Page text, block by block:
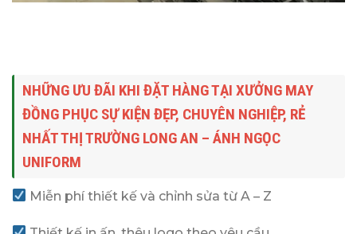
NHỮNG ƯU ĐÃI KHI ĐẶT HÀNG TẠI XƯỞNG MAY
ĐỒNG PHỤC SỰ KIỆN ĐẸP, CHUYÊN NGHIỆP, RẺ
NHẤT THỊ TRƯỜNG LONG AN – ÁNH NGỌC
UNIFORM
Miễn phí thiết kế và chỉnh sửa từ A – Z